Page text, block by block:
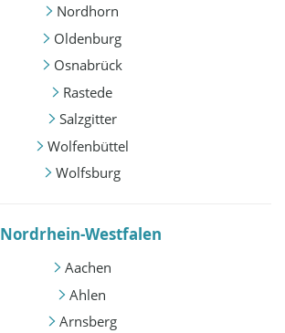
Nordhorn
Oldenburg
Osnabrück
Rastede
Salzgitter
Wolfenbüttel
Wolfsburg
Nordrhein-Westfalen
Aachen
Ahlen
Arnsberg